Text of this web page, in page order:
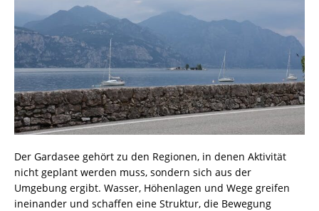
Der Gardasee gehört zu den Regionen, in denen Aktivität
nicht geplant werden muss, sondern sich aus der
Umgebung ergibt. Wasser, Höhenlagen und Wege greifen
ineinander und schaffen eine Struktur, die Bewegung